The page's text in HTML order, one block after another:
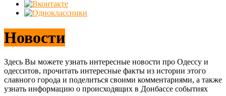
Новости
Здесь Вы можете узнать интересные новости про Одессу и
одесситов, прочитать интересные факты из истории этого
славного города и поделиться своими комментариями, а также
узнать информацию о происходящих в Донбассе событиях